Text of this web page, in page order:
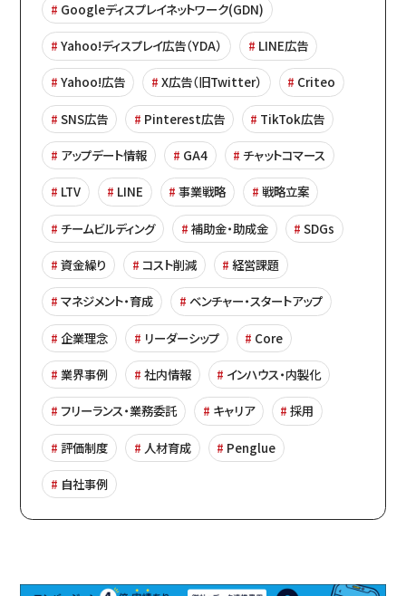
Googleディスプレイネットワーク(GDN)
Yahoo!ディスプレイ広告（YDA） LINE広告
Yahoo!広告 X広告（旧Twitter） Criteo
SNS広告 Pinterest広告 TikTok広告
アップデート情報 GA4 チャットコマース
LTV LINE 事業戦略 戦略立案
チームビルディング 補助金・助成金 SDGs
資金繰り コスト削減 経営課題
マネジメント・育成 ベンチャー・スタートアップ
企業理念 リーダーシップ Core
業界事例 社内情報 インハウス・内製化
フリーランス・業務委託 キャリア 採用
評価制度 人材育成 Penglue
自社事例